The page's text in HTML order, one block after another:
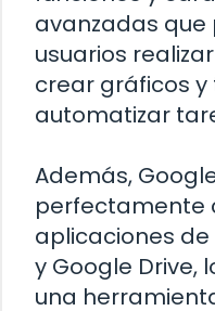
avanzadas que
usuarios
crear gráficos
automatizar
Además,
perfectamente
aplicaciones
y Google Drive,
una